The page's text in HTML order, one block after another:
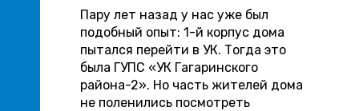
Пару лет назад у нас уже был
подобный опыт: 1-й корпус дома
пытался перейти в УК. Тогда это
была ГУПС «УК Гагаринского
района-2». Но часть жителей дома
не поленились посмотреть